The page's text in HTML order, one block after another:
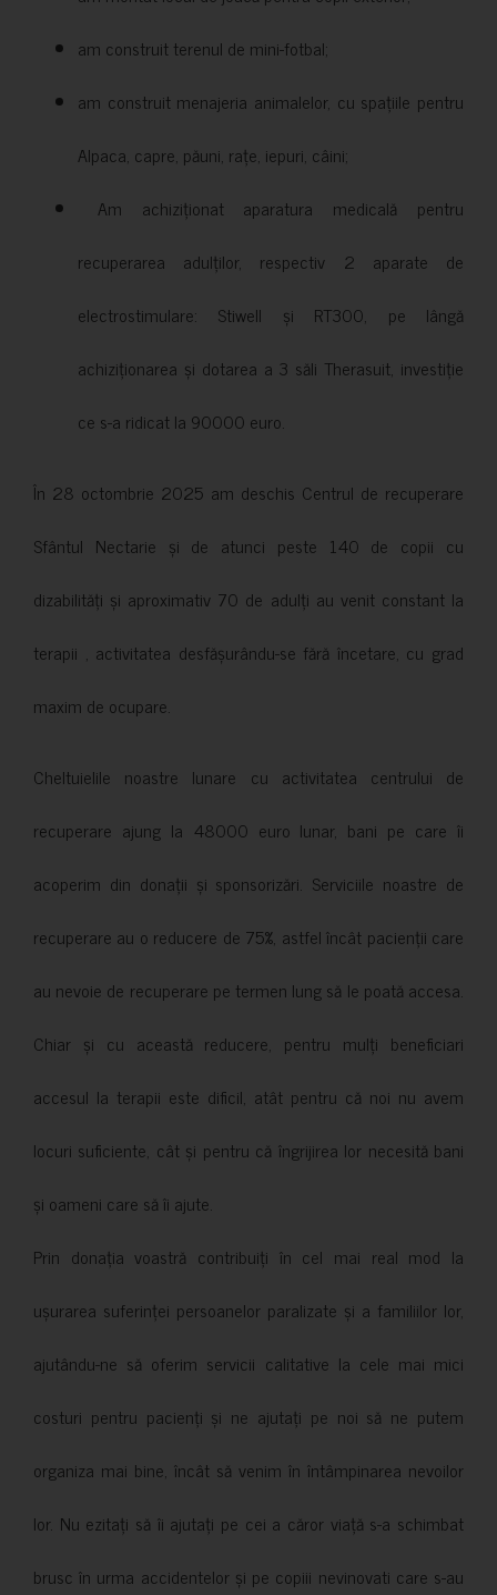
am construit terenul de mini-fotbal;
am construit menajeria animalelor, cu spațiile pentru
Alpaca, capre, păuni, rațe, iepuri, câini;
Am achiziționat aparatura medicală pentru
recuperarea adulților, respectiv 2 aparate de
electrostimulare: Stiwell și RT300, pe lângă
achiziționarea și dotarea a 3 săli Therasuit, investiție
ce s-a ridicat la 90000 euro.
În 28 octombrie 2025 am deschis Centrul de recuperare
Sfântul Nectarie și de atunci peste 140 de copii cu
dizabilități și aproximativ 70 de adulți au venit constant la
terapii , activitatea desfășurându-se fără încetare, cu grad
maxim de ocupare.
Cheltuielile noastre lunare cu activitatea centrului de
recuperare ajung la 48000 euro lunar, bani pe care îi
acoperim din donații și sponsorizări. Serviciile noastre de
recuperare au o reducere de 75%, astfel încât pacienții care
au nevoie de recuperare pe termen lung să le poată accesa.
Chiar și cu această reducere, pentru mulți beneficiari
accesul la terapii este dificil, atât pentru că noi nu avem
locuri suficiente, cât și pentru că îngrijirea lor necesită bani
și oameni care să îi ajute.
Prin donația voastră contribuiți în cel mai real mod la
ușurarea suferinței persoanelor paralizate și a familiilor lor,
ajutându-ne să oferim servicii calitative la cele mai mici
costuri pentru pacienți și ne ajutați pe noi să ne putem
organiza mai bine, încât să venim în întâmpinarea nevoilor
lor. Nu ezitați să îi ajutați pe cei a căror viață s-a schimbat
brusc în urma accidentelor și pe copiii nevinovati care s-au